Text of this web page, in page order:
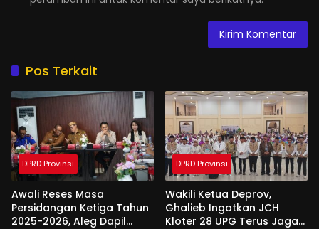
Pos Terkait
DPRD Provinsi
Awali Reses Masa
Persidangan Ketiga Tahun
2025-2026, Aleg Dapil
DPRD Provinsi
Wakili Ketua Deprov,
Ghalieb Ingatkan JCH
Kloter 28 UPG Terus Jaga